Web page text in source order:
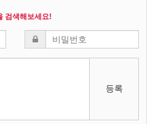
검색해보세요!
등록